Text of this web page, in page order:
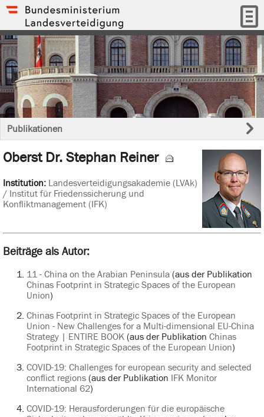
Publikationen
Oberst Dr. Stephan Reiner
Institution: Landesverteidigungsakademie (LVAk)
/ Institut für Friedenssicherung und
Konfliktmanagement (IFK)
Beiträge als Autor:
11 - China on the Arabian Peninsula(aus der Publikation
Chinas Footprint in Strategic Spaces of the European
Union)
Chinas Footprint in Strategic Spaces of the European
Union - New Challenges for a Multi-dimensional EU-China
Strategy | ENTIRE BOOK(aus der Publikation Chinas
Footprint in Strategic Spaces of the European Union)
COVID-19: Challenges for european security and selected
conflict regions(aus der Publikation IFK Monitor
International 62)
COVID-19: Herausforderungen für die europäische